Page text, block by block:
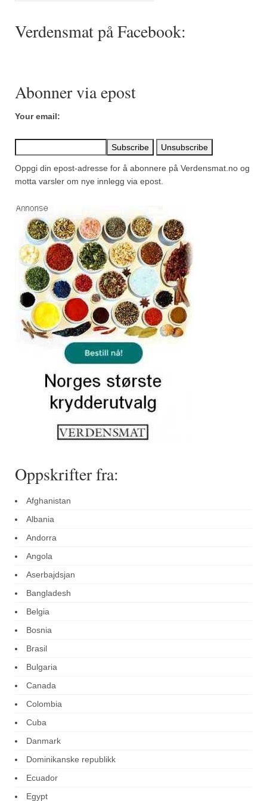
Mirepoix
Paprikapulver, pikant
Piment d’Espelette
Purreløk (tørket)
Rosépepper
Salvie
Sar (bønneurt)
Selleriblader
Smaken av skog
Tapaskrydder
Tomatflak
Om oss
Nettbutikk
Verdensmat på Facebook:
Abonner via epost
Your email:
Oppgi din epost-adresse for å abonnere på Verdensmat.no og
motta varsler om nye innlegg via epost.
Oppskrifter fra:
Afghanistan
Albania
Andorra
Angola
Aserbajdsjan
Bangladesh
Belgia
Bosnia
Brasil
Bulgaria
Canada
Colombia
Cuba
Danmark
Dominikanske republikk
Ecuador
Egypt